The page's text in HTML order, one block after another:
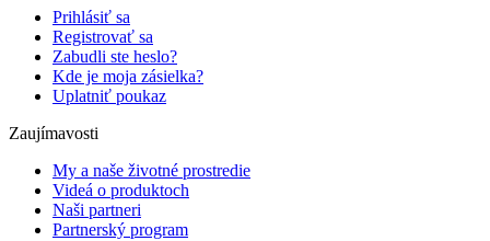
Prihlásiť sa
Registrovať sa
Zabudli ste heslo?
Kde je moja zásielka?
Uplatniť poukaz
Zaujímavosti
My a naše životné prostredie
Videá o produktoch
Naši partneri
Partnerský program